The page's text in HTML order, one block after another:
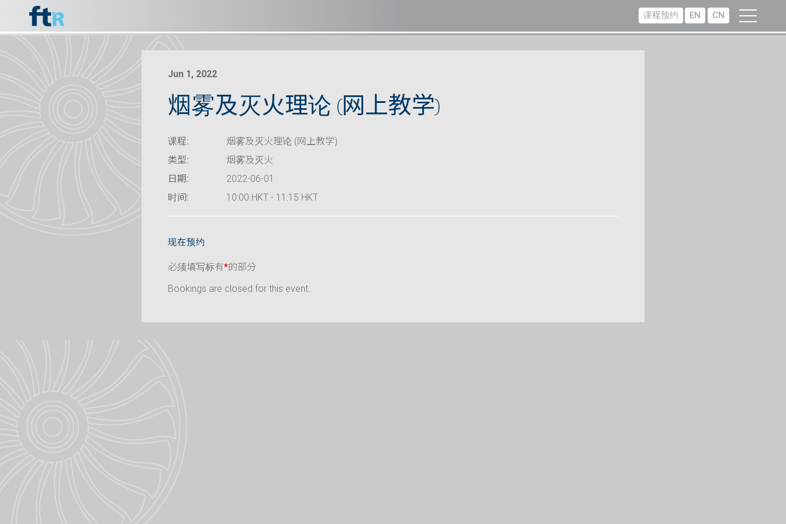
课程预约 EN CN
Jun 1, 2022
烟雾及灭火理论 (网上教学)
课程:
烟雾及灭火理论 (网上教学)
类型:
烟雾及灭火
日期:
2022-06-01
时间:
10:00 HKT - 11:15 HKT
现在预约
必须填写标有*的部分
Bookings are closed for this event.